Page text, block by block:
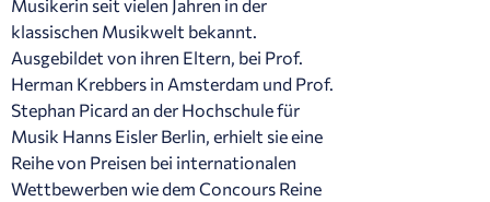
Musikerin seit vielen Jahren in der
klassischen Musikwelt bekannt.
Ausgebildet von ihren Eltern, bei Prof.
Herman Krebbers in Amsterdam und Prof.
Stephan Picard an der Hochschule für
Musik Hanns Eisler Berlin, erhielt sie eine
Reihe von Preisen bei internationalen
Wettbewerben wie dem Concours Reine